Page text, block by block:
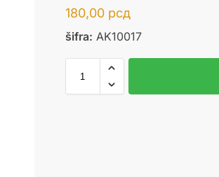
180,00 рсд
šifra: AK10017